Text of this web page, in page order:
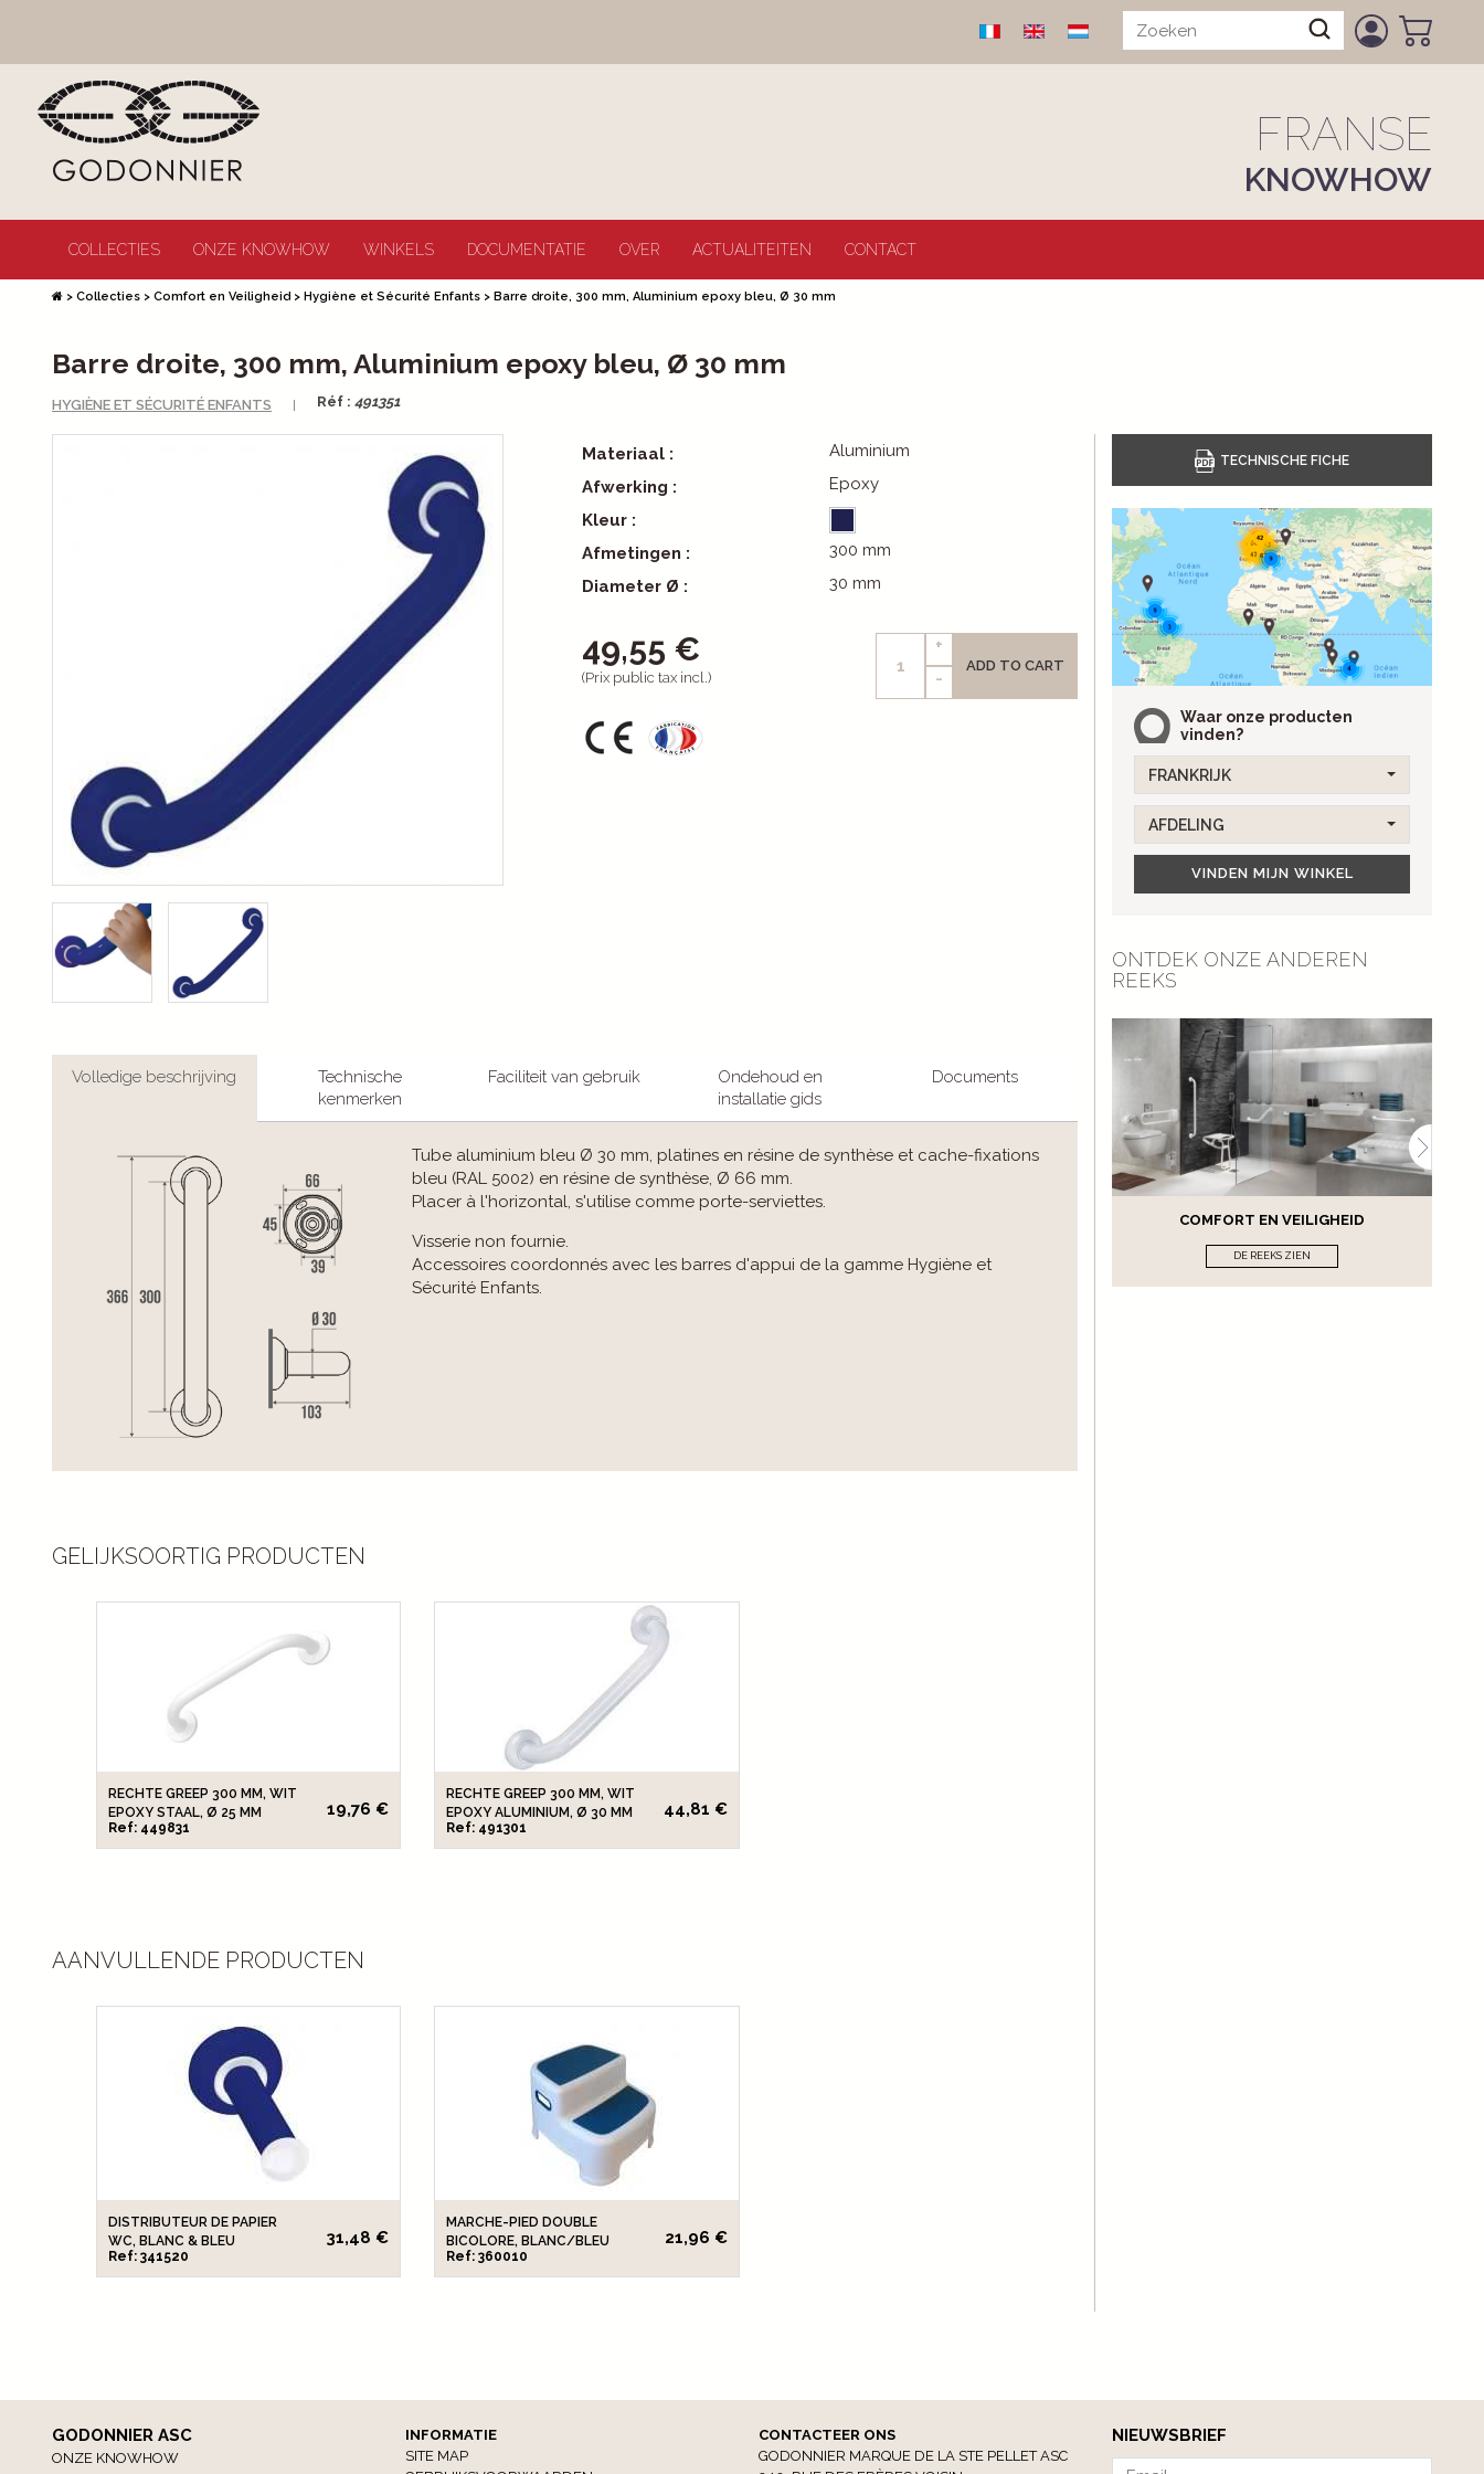
FRANSE
KNOWHOW
COLLECTIES ONZE KNOWHOW WINKELS DOCUMENTATIE OVER ACTUALITEITEN CONTACT
> Collecties > Comfort en Veiligheid > Hygiène et Sécurité Enfants > Barre droite, 300 mm, Aluminium epoxy bleu, Ø 30 mm
Barre droite, 300 mm, Aluminium epoxy bleu, Ø 30 mm
HYGIÈNE ET SÉCURITÉ ENFANTS Réf : 491351
Materiaal :
Aluminium
Afwerking :
Epoxy
Kleur :
Afmetingen :
300 mm
Diameter Ø :
30 mm
49,55 €
(Prix public tax incl.)
+
-
ADD TO CART
Volledige beschrijving
Technische
kenmerken
Faciliteit van gebruik
Ondehoud en
installatie gids
Documents
Tube aluminium bleu Ø 30 mm, platines en résine de synthèse et cache-fixations
bleu (RAL 5002) en résine de synthèse, Ø 66 mm.
Placer à l'horizontal, s'utilise comme porte-serviettes.
Visserie non fournie.
Accessoires coordonnés avec les barres d'appui de la gamme Hygiène et
Sécurité Enfants.
GELIJKSOORTIG PRODUCTEN
RECHTE GREEP 300 MM, WIT
EPOXY STAAL, Ø 25 MM
Ref: 449831
19,76 €
RECHTE GREEP 300 MM, WIT
EPOXY ALUMINIUM, Ø 30 MM
Ref: 491301
44,81 €
AANVULLENDE PRODUCTEN
DISTRIBUTEUR DE PAPIER
WC, BLANC & BLEU
Ref: 341520
31,48 €
MARCHE-PIED DOUBLE
BICOLORE, BLANC/BLEU
Ref: 360010
21,96 €
Waar onze producten
vinden?
FRANKRIJK
AFDELING
VINDEN MIJN WINKEL
ONTDEK ONZE ANDEREN
REEKS
COMFORT EN VEILIGHEID
DE REEKS ZIEN
GODONNIER ASC
ONZE KNOWHOW
INFORMATIE
SITE MAP
CONTACTEER ONS
GODONNIER MARQUE DE LA STE PELLET ASC
NIEUWSBRIEF